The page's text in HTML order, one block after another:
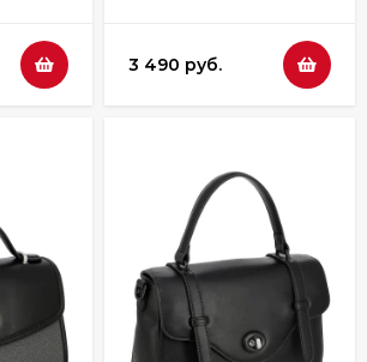
3 490 руб.